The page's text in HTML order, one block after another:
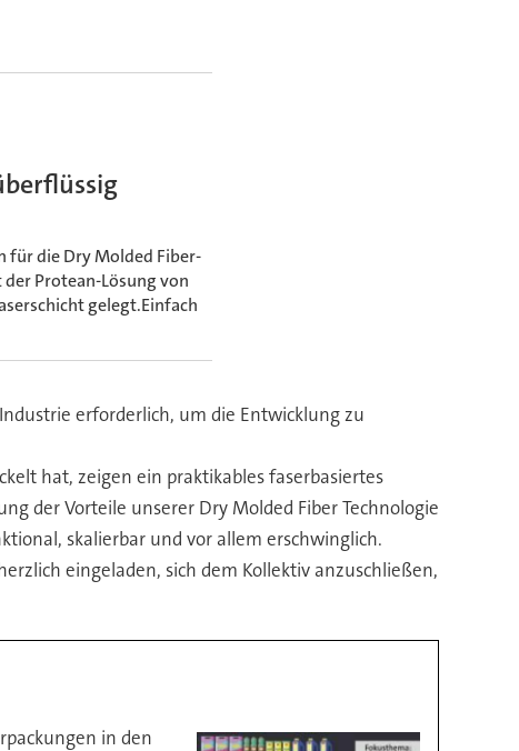
für die Dry Molded Fiber-
Protean-Lösung von
gelegt.Einfach
erforderlich, um die Entwicklung zu
hat, zeigen ein praktikables faserbasiertes
der Vorteile unserer Dry Molded Fiber Technologie
skalierbar und vor allem erschwinglich.
eingeladen, sich dem Kollektiv anzuschließen,
in den